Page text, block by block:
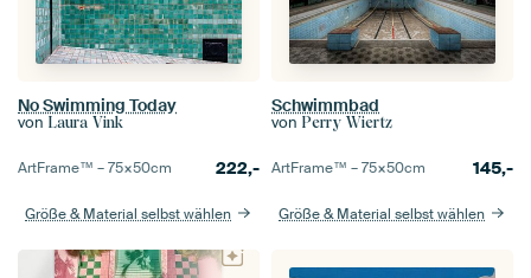
No Swimming Today
von Laura Vink
ArtFrame™ –75×50cm 222,-
Größe & Material selbst wählen
Schwimmbad
von Perry Wiertz
ArtFrame™ –75×50cm 145,-
Größe & Material selbst wählen